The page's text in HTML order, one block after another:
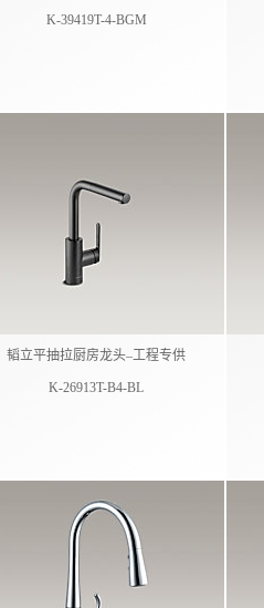
K-39419T-4-BGM
韬立平抽拉厨房龙头–工程专供
K-26913T-B4-BL